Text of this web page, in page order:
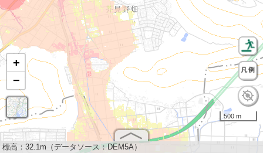
+
−
500 m
標高： 32.1m（データソース：DEM5A）